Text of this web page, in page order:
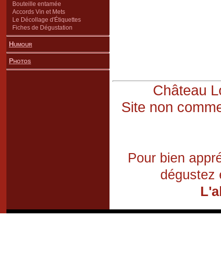
Bouteille entamée
Accords Vin et Mets
Le Décollage d'Étiquettes
Fiches de Dégustation
Humour
Photos
Château
Site non
Pour bien
dégustez